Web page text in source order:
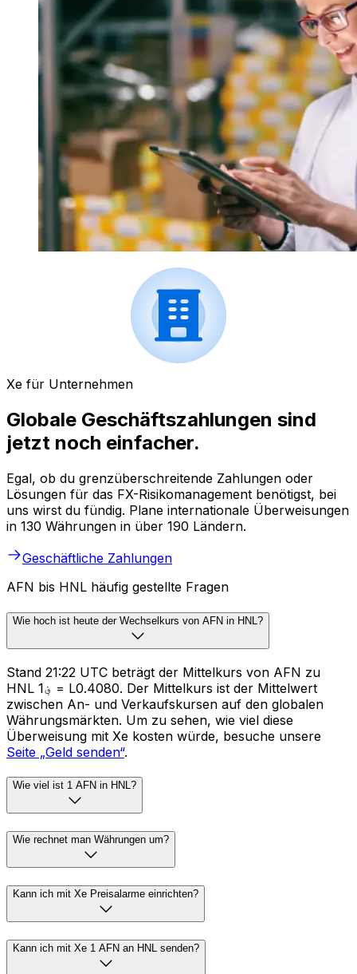
Xe für Unternehmen
Globale Geschäftszahlungen sind
jetzt noch einfacher.
Egal, ob du grenzüberschreitende Zahlungen oder
Lösungen für das FX-Risikomanagement benötigst, bei
uns wirst du fündig. Plane internationale Überweisungen
in 130 Währungen in über 190 Ländern.
Geschäftliche Zahlungen
AFN bis HNL häufig gestellte Fragen
Wie hoch ist heute der Wechselkurs von AFN in HNL?
Stand 21:22 UTC beträgt der Mittelkurs von AFN zu
HNL ؋1 = L0.4080. Der Mittelkurs ist der Mittelwert
zwischen An- und Verkaufskursen auf den globalen
Währungsmärkten. Um zu sehen, wie viel diese
Überweisung mit Xe kosten würde, besuche unsere
Seite „Geld senden“.
Wie viel ist 1 AFN in HNL?
Wie rechnet man Währungen um?
Kann ich mit Xe Preisalarme einrichten?
Kann ich mit Xe 1 AFN an HNL senden?